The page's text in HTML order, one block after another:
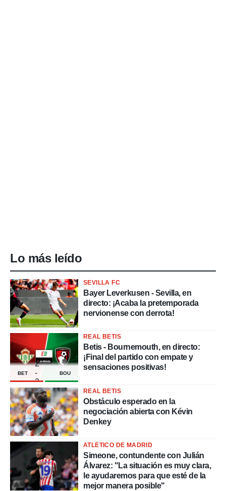
Lo más leído
SEVILLA FC
Bayer Leverkusen - Sevilla, en
directo: ¡Acaba la pretemporada
nervionense con derrota!
BET
2
-
2
BOU
REAL BETIS
Betis - Bournemouth, en directo:
¡Final del partido con empate y
sensaciones positivas!
REAL BETIS
Obstáculo esperado en la
negociación abierta con Kévin
Denkey
ATLÉTICO DE MADRID
Simeone, contundente con Julián
Álvarez: "La situación es muy clara,
le ayudaremos para que esté de la
mejor manera posible"